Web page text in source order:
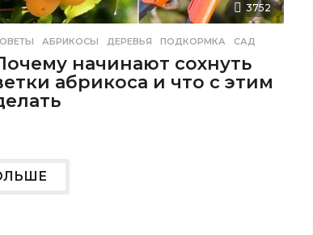
3752
АБРИКОСЫ ,ДЕРЕВЬЯ ,ПОДКОРМКА ,САД
начинают сохнуть
абрикоса и что с этим